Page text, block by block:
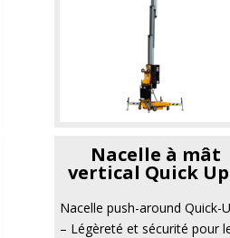
Nacelle à mât
vertical Quick
Nacelle push-around Quick-
– Légèreté et sécurité pour